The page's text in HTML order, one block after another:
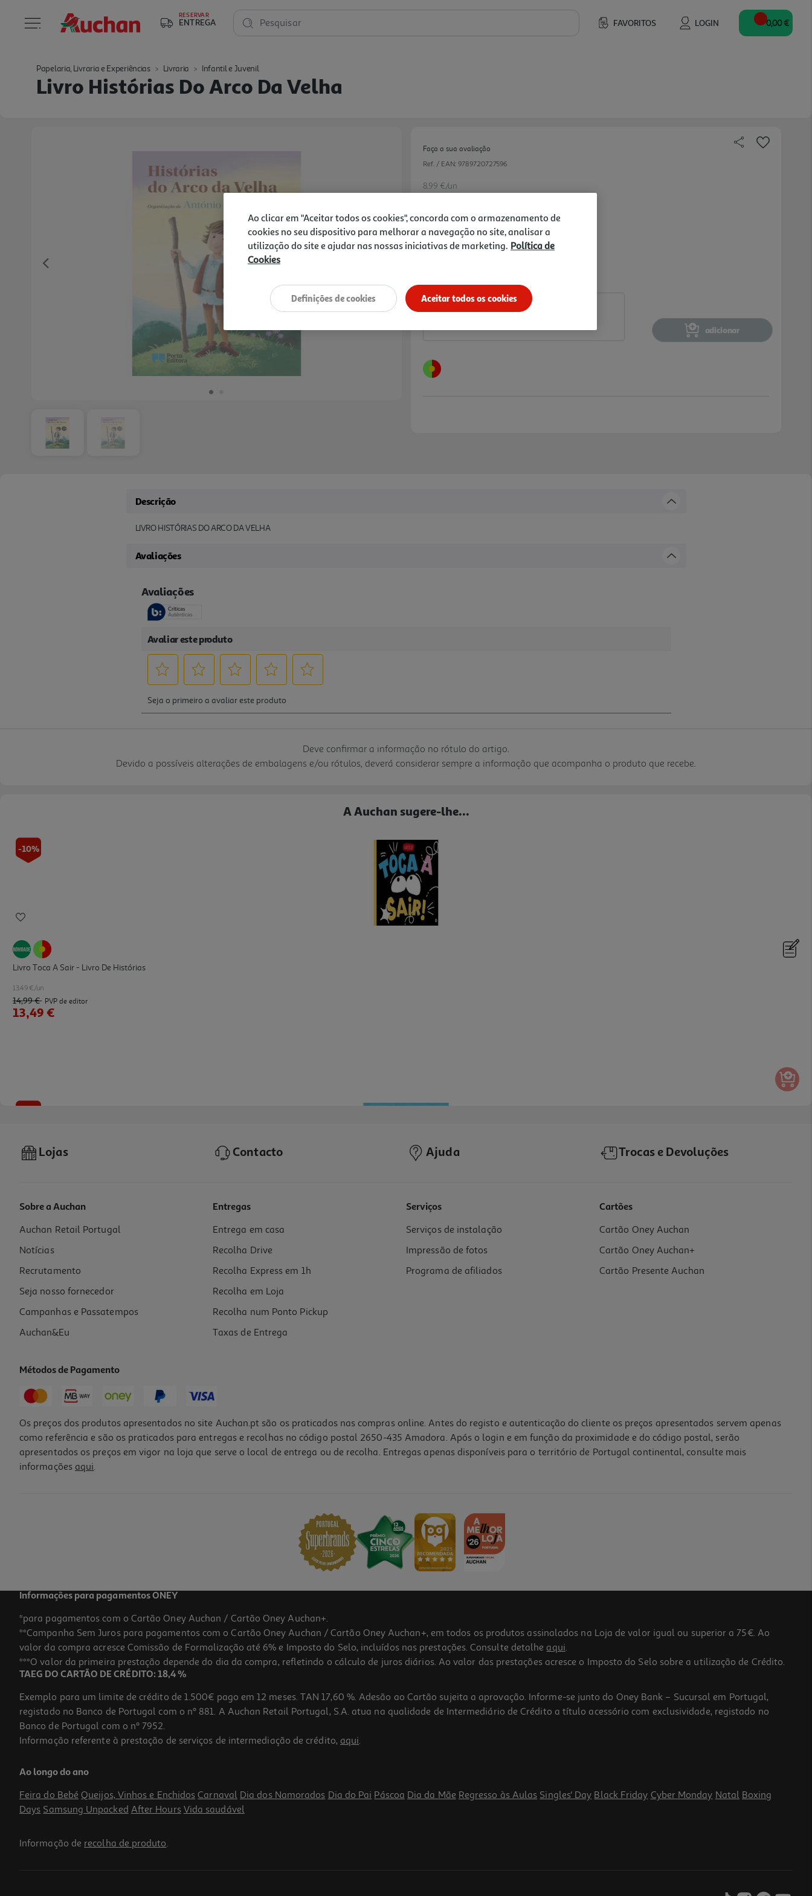
RESERVAR
ENTREGA FAVORITOS LOGIN
Pesquisar 0,00 €
Papelaria, Livraria e Experiências Livraria Infantil e Juvenil
Livro Histórias Do Arco Da Velha
Previous
Faça a sua avaliação
Ref. / EAN: 9789720727596
8.99 €/un
10,00 € PVP de editor
8,99 €
Notas de preparação
adicionar
Descrição
LIVRO HISTÓRIAS DO ARCO DA VELHA
Avaliações
Deve confirmar a informação no rótulo do artigo.
Devido a possíveis alterações de embalagens e/ou rótulos, deverá considerar sempre a informação que acompanha o produto que recebe.
A Auchan sugere-lhe...
-10%
Livro Toca A Sair - Livro De Histórias
13.49 €/un
14,99 € PVP de editor
13,49 €
Livro Brincar Às Escondidas E Outras Histórias Da Mãe N...
11.61 €/un
11,61 €
-10%
9.86 €/un
10,95 € PVP de editor
9,86 €
Lojas Contacto Ajuda Trocas e Devoluções
Sobre a Auchan
Auchan Retail Portugal
Notícias
Recrutamento
Seja nosso fornecedor
Campanhas e Passatempos
Auchan&Eu
Entregas
Entrega em casa
Recolha Drive
Recolha Express em 1h
Recolha em Loja
Recolha num Ponto Pickup
Taxas de Entrega
Serviços
Serviços de instalação
Impressão de fotos
Programa de afiliados
Cartões
Cartão Oney Auchan
Cartão Oney Auchan+
Cartão Presente Auchan
Métodos de Pagamento
Os preços dos produtos apresentados no site Auchan.pt são os praticados nas compras online. Antes do registo e autenticação do cliente os preços apresentados servem apenas
como referência e são os praticados para entregas e recolhas no código postal 2650-435 Amadora. Após o login e em função da proximidade e do código postal, serão
apresentados os preços em vigor na loja que serve o local de entrega ou de recolha. Entregas apenas disponíveis para o território de Portugal continental, consulte mais
informações aqui.
Informações para pagamentos ONEY
*para pagamentos com o Cartão Oney Auchan / Cartão Oney Auchan+.
**Campanha Sem Juros para pagamentos com o Cartão Oney Auchan / Cartão Oney Auchan+, em todos os produtos assinalados na Loja de valor igual ou superior a 75€. Ao
valor da compra acresce Comissão de Formalização até 6% e Imposto do Selo, incluídos nas prestações. Consulte detalhe aqui.
***O valor da primeira prestação depende do dia da compra, refletindo o cálculo de juros diários. Ao valor das prestações acresce o Imposto do Selo sobre a utilização de Crédito.
TAEG DO CARTÃO DE CRÉDITO: 18,4 %
Exemplo para um limite de crédito de 1.500€ pago em 12 meses. TAN 17,60 %. Adesão ao Cartão sujeita a aprovação. Informe-se junto do Oney Bank – Sucursal em Portugal,
registado no Banco de Portugal com o nº 881. A Auchan Retail Portugal, S.A. atua na qualidade de Intermediário de Crédito a título acessório com exclusividade, registado no
Banco de Portugal com o nº 7952.
Informação referente à prestação de serviços de intermediação de crédito, aqui.
Ao longo do ano
Feira do Bebé Queijos, Vinhos e Enchidos Carnaval Dia dos Namorados Dia do Pai Páscoa Dia da Mãe Regresso às Aulas Singles' Day Black Friday Cyber Monday Natal Boxing
Days Samsung Unpacked After Hours Vida saudável
Informação de recolha de produto.
Ao clicar em "Aceitar todos os cookies", concorda com o armazenamento de
cookies no seu dispositivo para melhorar a navegação no site, analisar a
utilização do site e ajudar nas nossas iniciativas de marketing. Política de
Cookies
Aceitar todos os cookies
Definições de cookies